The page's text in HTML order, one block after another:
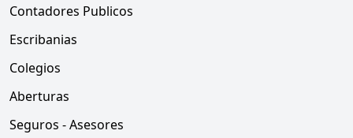
Contadores Publicos
Escribanias
Colegios
Aberturas
Seguros - Asesores